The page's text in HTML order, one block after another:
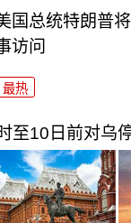
国总统特朗普
访问
最热
至10日前对乌